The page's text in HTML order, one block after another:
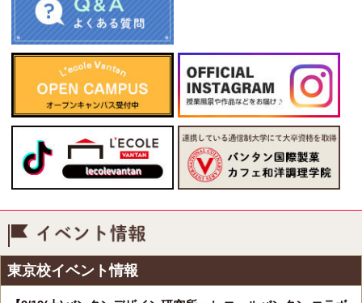
東京校イベント情報